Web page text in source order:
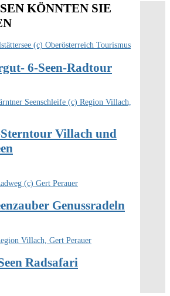
KÖNNTEN SIE
6-Seen-Radtour
Sterntour Villach und
Genussradeln
Radsafari